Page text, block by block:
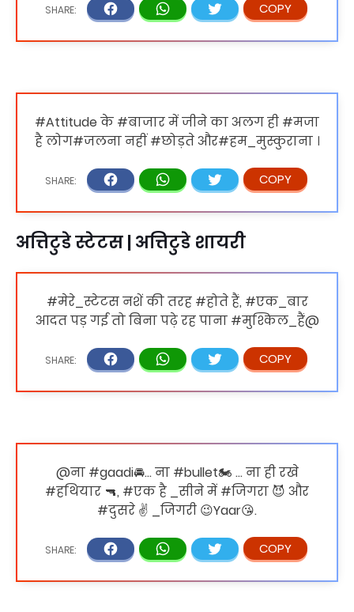
#Attitude के #बाजार में जीने का अलग ही #मजा
है लोग#जलना नहीं #छोड़ते और#हम_मुस्कुराना ।
अत्तिटुडे स्टेटस | अत्तिटुडे शायरी
#मेरे_स्टेटस नशें की तरह #होते हैं, #एक_बार
आदत पड़ गई तो बिना पढ़े रह पाना #मुश्किल_हैं@
@ना #gaadi🚘… ना #bullet🏍 … ना ही रखे
#हथियार 🔫, #एक है _सीने में #जिगरा 😈 और
#दुसरे ✌ _जिगरी 😉Yaar😘.